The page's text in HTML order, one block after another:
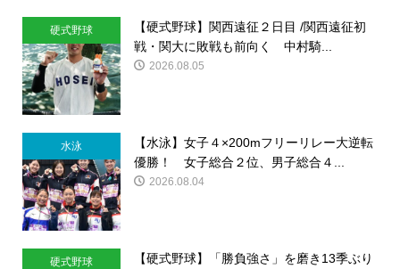
硬式野球
【硬式野球】関西遠征２日目 /関西遠征初
戦・関大に敗戦も前向く 中村騎...
2026.08.05
水泳
【水泳】女子４×200mフリーリレー大逆転
優勝！ 女子総合２位、男子総合４...
2026.08.04
硬式野球
【硬式野球】「勝負強さ」を磨き13季ぶり